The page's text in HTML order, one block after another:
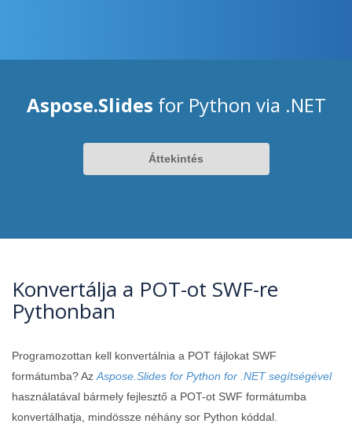
Aspose.Slides for Python via .NET
Áttekintés
Konvertálja a POT-ot SWF-re
Pythonban
Programozottan kell konvertálnia a POT fájlokat SWF
formátumba? Az Aspose.Slides for Python for .NET segítségével
használatával bármely fejlesztő a POT-ot SWF formátumba
konvertálhatja, mindössze néhány sor Python kóddal.